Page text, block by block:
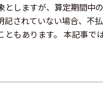
としますが、算定期間中
記されていない場合、不
ともあります。 本記事で